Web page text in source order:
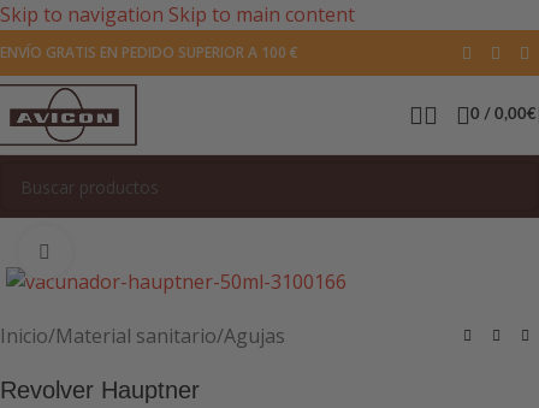
Skip to navigation Skip to main content
ENVÍO GRATIS EN PEDIDO SUPERIOR A 100 €
0 / 0,00€
Inicio/Material sanitario/Agujas
Revolver Hauptner